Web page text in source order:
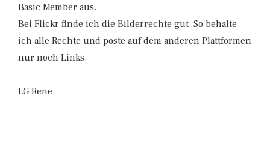
Basic Member aus.
Bei Flickr finde ich die Bilderrechte gut. So behalte
ich alle Rechte und poste auf dem anderen Plattformen
nur noch Links.
LG Rene